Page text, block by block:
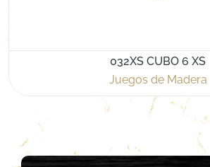
032XS CUBO 6 XS
Juegos de Madera